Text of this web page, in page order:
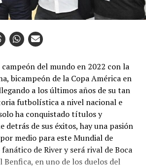
del mundo en 2022 con la
bicampeón de la Copa América en
a los últimos años de su tan
futbolística a nivel nacional e
ha conquistado títulos y
detrás de sus éxitos, hay una pasión
medio para este Mundial de
de River y será rival de Boca
Benfica, en uno de los duelos del